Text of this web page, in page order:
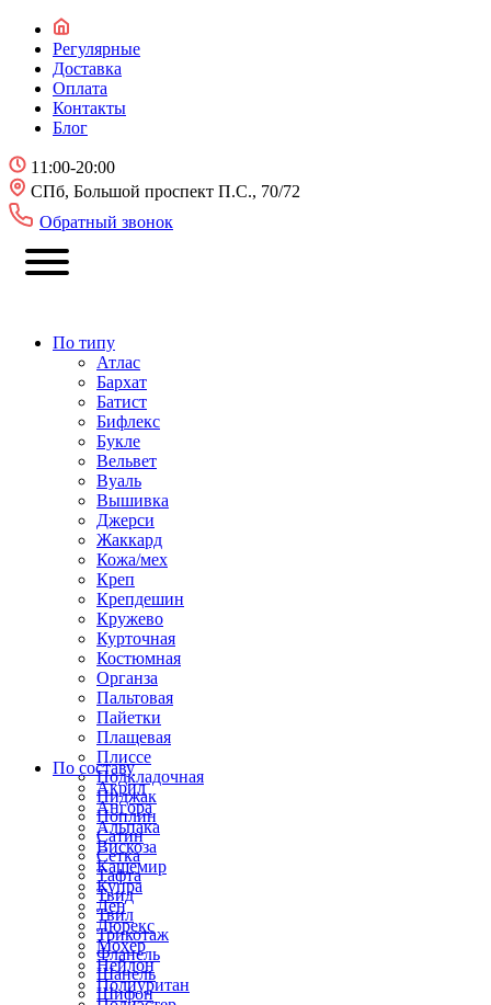
Регулярные
Доставка
Оплата
Контакты
Блог
11:00-20:00
СПб, Большой проспект П.С., 70/72
Обратный звонок
По типу
Атлас
Бархат
Батист
Бифлекс
Букле
Вельвет
Вуаль
Вышивка
Джерси
Жаккард
Кожа/мех
Креп
Крепдешин
Кружево
Курточная
Костюмная
Органза
Пальтовая
Пайетки
Плащевая
Плиссе
Подкладочная
Пиджак
Поплин
Сатин
Сетка
Тафта
Твид
Твил
Трикотаж
Фланель
Шанель
Шифон
По составу
Акрил
Ангора
Альпака
Вискоза
Кашемир
Купра
Лен
Люрекс
Мохер
Нейлон
Полиуритан